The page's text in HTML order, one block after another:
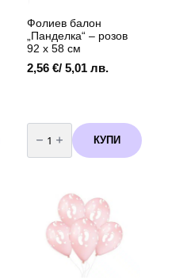
Фолиев балон
„Панделка“ – розов
92 х 58 см
2,56 €/ 5,01 лв.
количество
за
Фолиев
балон
КУПИ